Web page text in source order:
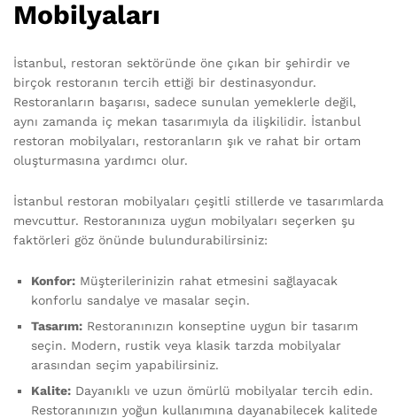
Mobilyaları
İstanbul, restoran sektöründe öne çıkan bir şehirdir ve
birçok restoranın tercih ettiği bir destinasyondur.
Restoranların başarısı, sadece sunulan yemeklerle değil,
aynı zamanda iç mekan tasarımıyla da ilişkilidir. İstanbul
restoran mobilyaları, restoranların şık ve rahat bir ortam
oluşturmasına yardımcı olur.
İstanbul restoran mobilyaları çeşitli stillerde ve tasarımlarda
mevcuttur. Restoranınıza uygun mobilyaları seçerken şu
faktörleri göz önünde bulundurabilirsiniz:
Konfor: Müşterilerinizin rahat etmesini sağlayacak
konforlu sandalye ve masalar seçin.
Tasarım: Restoranınızın konseptine uygun bir tasarım
seçin. Modern, rustik veya klasik tarzda mobilyalar
arasından seçim yapabilirsiniz.
Kalite: Dayanıklı ve uzun ömürlü mobilyalar tercih edin.
Restoranınızın yoğun kullanımına dayanabilecek kalitede